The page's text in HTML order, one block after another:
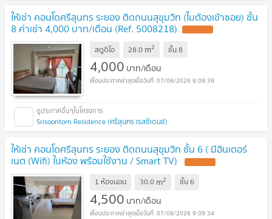
ให้เช่า คอนโดศรีสุนทร ระยอง ติดถนนสุขุมวิท (ไมต้องเข้าซอย) ชั้น
8 ค่าเช่า 4,000 บาท/เดือน (Ref. 5008218)
สตูดิโอ 28.0 m2 ชั้น8
4,000 บาท/เดือน
07/08/2026 9:09:38
Srisoontorn Residence (ศรีสุนทร เรสซิเดนซ์)
ให้เช่า คอนโดศรีสุนทร ระยอง ติดถนนสุขุมวิท ชั้น 6 ( มีอินเตอร์
เนต (Wifi) ในห้อง พร้อมใช้งาน / Smart TV)
1 ห้องนอน 30.0 m2 ชั้น6
4,500 บาท/เดือน
07/08/2026 9:09:34